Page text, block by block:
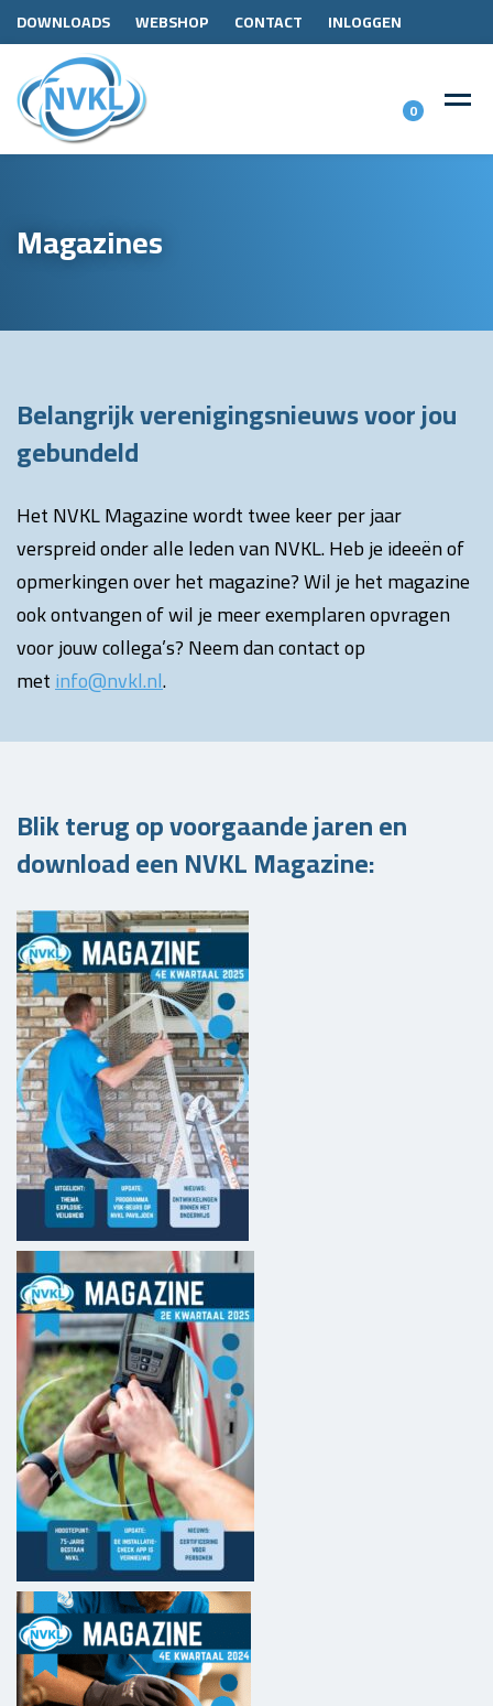
DOWNLOADS WEBSHOP CONTACT INLOGGEN
0
Magazines
Belangrijk verenigingsnieuws voor jou
gebundeld
Het NVKL Magazine wordt twee keer per jaar
verspreid onder alle leden van NVKL. Heb je ideeën of
opmerkingen over het magazine? Wil je het magazine
ook ontvangen of wil je meer exemplaren opvragen
voor jouw collega’s? Neem dan contact op
metinfo@nvkl.nl.
Blik terug op voorgaande jaren en
download een NVKL Magazine: